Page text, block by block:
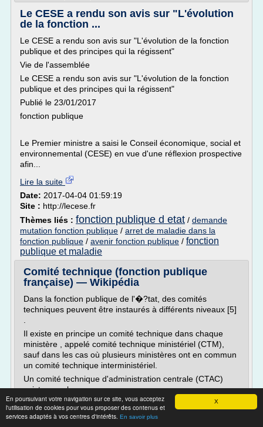
X
En poursuivant votre navigation sur ce site, vous acceptez
l'utilisation de cookies pour vous proposer des contenus et
services adaptés à vos centres d'intérêts. En savoir plus
Le CESE a rendu son avis sur "L'évolution
de la fonction ...
Le CESE a rendu son avis sur "L'évolution de la fonction
publique et des principes qui la régissent"
Vie de l'assemblée
Le CESE a rendu son avis sur "L'évolution de la fonction
publique et des principes qui la régissent"
Publié le 23/01/2017
fonction publique
Le Premier ministre a saisi le Conseil économique, social et
environnemental (CESE) en vue d'une réflexion prospective
afin...
Lire la suite
Date: 2017-04-04 01:59:19
Site : http://lecese.fr
Thèmes liés : fonction publique d etat / demande
mutation fonction publique / arret de maladie dans la
fonction publique / avenir fonction publique / fonction
publique et maladie
Comité technique (fonction publique
française) — Wikipédia
Dans la fonction publique de l'�?tat, des comités
techniques peuvent être instaurés à différents niveaux [5]
Il existe en principe un comité technique dans chaque
ministère , appelé comité technique ministériel (CTM),
sauf dans les cas où plusieurs ministères ont en commun
un comité technique interministériel.
Un comité technique d'administration centrale (CTAC)
existe pour les...
Lire la suite
Date:2017-03-27 00:49:41